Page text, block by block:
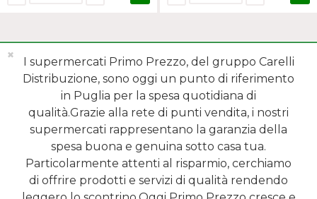
MENÙ
REPARTI
SHOP ONLINE
I supermercati Primo Prezzo, del gruppo Carelli
Distribuzione, sono oggi un punto di riferimento
in Puglia per la spesa quotidiana di
qualità.Grazie alla rete di punti vendita, i nostri
supermercati rappresentano la garanzia della
spesa buona e genuina sotto casa tua.
Particolarmente attenti al risparmio, cerchiamo
di offrire prodotti e servizi di qualità rendendo
✖